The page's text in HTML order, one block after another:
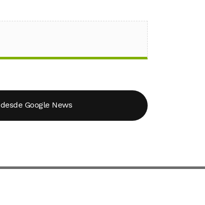
desde Google News